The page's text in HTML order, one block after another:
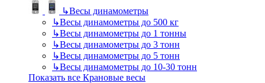
↳Весы динамометры
↳Весы динамометры до 500 кг
↳Весы динамометры до 1 тонны
↳Весы динамометры до 3 тонн
↳Весы динамометры до 5 тонн
↳Весы динамометры до 10-30 тонн
Показать все Крановые весы